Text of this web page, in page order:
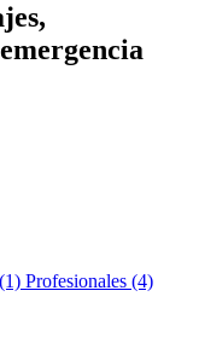
Profesionales (4)